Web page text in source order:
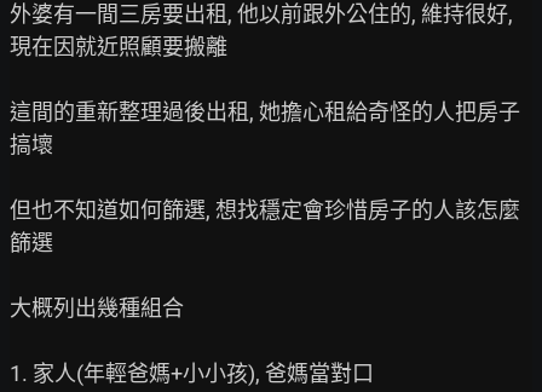
外婆有一間三房要出租, 他以前跟外公住的, 維持很好,
現在因就近照顧要搬離
這間的重新整理過後出租, 她擔心租給奇怪的人把房子
搞壞
但也不知道如何篩選, 想找穩定會珍惜房子的人該怎麼
篩選
大概列出幾種組合
1. 家人(年輕爸媽+小小孩), 爸媽當對口